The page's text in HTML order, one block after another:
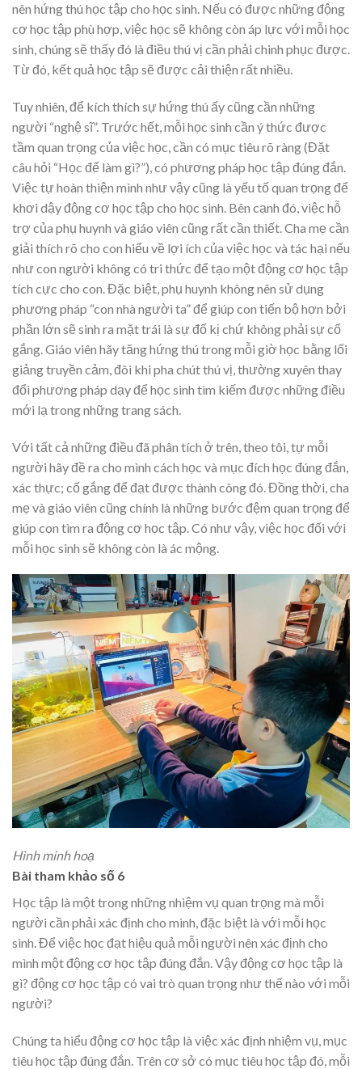
nên hứng thú học tập cho học sinh. Nếu có được những động
cơ học tập phù hợp, việc học sẽ không còn áp lực với mỗi học
sinh, chúng sẽ thấy đó là điều thú vị cần phải chinh phục được.
Từ đó, kết quả học tập sẽ được cải thiện rất nhiều.
Tuy nhiên, để kích thích sự hứng thú ấy cũng cần những
người “nghệ sĩ”. Trước hết, mỗi học sinh cần ý thức được
tầm quan trọng của việc học, cần có mục tiêu rõ ràng (Đặt
câu hỏi “Học để làm gì?”), có phương pháp học tập đúng đắn.
Việc tự hoàn thiện mình như vậy cũng là yếu tố quan trọng để
khơi dậy động cơ học tập cho học sinh. Bên cạnh đó, việc hỗ
trợ của phụ huynh và giáo viên cũng rất cần thiết. Cha mẹ cần
giải thích rõ cho con hiểu về lợi ích của việc học và tác hại nếu
như con người không có tri thức để tạo một động cơ học tập
tích cực cho con. Đặc biệt, phụ huynh không nên sử dụng
phương pháp “con nhà người ta” để giúp con tiến bộ hơn bởi
phần lớn sẽ sinh ra mặt trái là sự đố kị chứ không phải sự cố
gắng. Giáo viên hãy tăng hứng thú trong mỗi giờ học bằng lối
giảng truyền cảm, đôi khi pha chút thú vị, thường xuyên thay
đổi phương pháp dạy để học sinh tìm kiếm được những điều
mới lạ trong những trang sách.
Với tất cả những điều đã phân tích ở trên, theo tôi, tự mỗi
người hãy đề ra cho mình cách học và mục đích học đúng đắn,
xác thực; cố gắng để đạt được thành công đó. Đồng thời, cha
mẹ và giáo viên cũng chính là những bước đệm quan trọng để
giúp con tìm ra động cơ học tập. Có như vậy, việc học đối với
mỗi học sinh sẽ không còn là ác mộng.
Hình minh hoạ
Bài tham khảo số 6
Học tập là một trong những nhiệm vụ quan trọng mà mỗi
người cần phải xác định cho mình, đặc biệt là với mỗi học
sinh. Để việc học đạt hiệu quả mỗi người nên xác định cho
mình một động cơ học tập đúng đắn. Vậy động cơ học tập là
gì? động cơ học tập có vai trò quan trọng như thế nào với mỗi
người?
Chúng ta hiểu động cơ học tập là việc xác định nhiệm vụ, mục
tiêu học tập đúng đắn. Trên cơ sở có mục tiêu học tập đó, mỗi